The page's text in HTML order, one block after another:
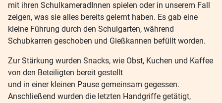
mit ihren SchulkameradInnen spielen oder in unserem Fall
zeigen, was sie alles bereits gelernt haben. Es gab eine
kleine Führung durch den Schulgarten, während
Schubkarren geschoben und Gießkannen befüllt worden.
Zur Stärkung wurden Snacks, wie Obst, Kuchen und Kaffee
von den Beteiligten bereit gestellt
und in einer kleinen Pause gemeinsam gegessen.
Anschließend wurden die letzten Handgriffe getätigt,